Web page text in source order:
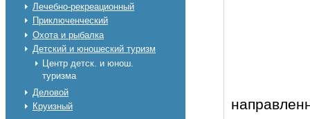
Лечебно-рекреационный
Приключенческий
Охота и рыбалка
Детский и юношеский туризм
Центр детск. и юнош.
туризма
Деловой
Круизный